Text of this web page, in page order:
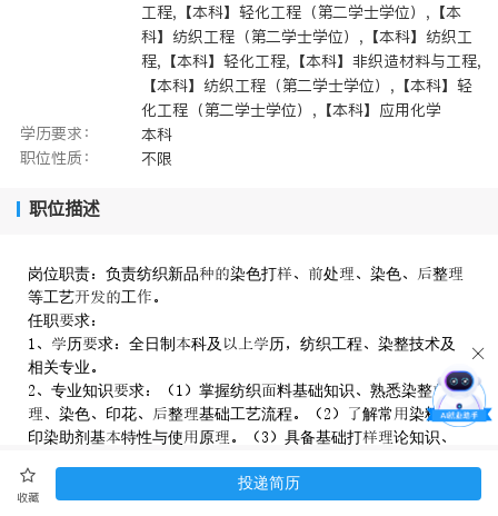
工程,【本科】轻化工程（第二学士学位）,【本
科】纺织工程（第二学士学位）,【本科】纺织工
程,【本科】轻化工程,【本科】非织造材料与工程,
【本科】纺织工程（第二学士学位）,【本科】轻
化工程（第二学士学位）,【本科】应用化学
学历要求：
本科
职位性质：
不限
职位描述
岗位职责负责纺织新品染色打处染色整
等工艺工
任职求
历求全日制科及历纺织工程染整技术及
相关专业
专业知识求掌握纺织料基础知识熟悉染整处
染色印花整基础工艺流程解常染料
印染助剂基特性与使原具备基础打论知识
识优先
力求擅长表格数据整记录具备良
收藏
投递简历